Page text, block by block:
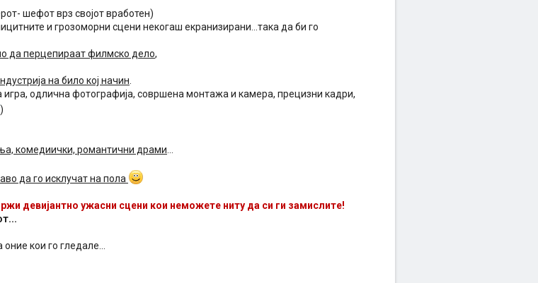
шефот врз својот вработен)
и грозоморни сцени некогаш екранизирани...така да би го
да перцепираат филмско дело,
на било кој начин
одлична фотографија, совршена монтажа и камера, прецизни кадри,
)
комедиички, романтични драми
да го исклучат на пола
девијантно ужасни сцени кои неможете ниту да си ги замислите!
кои го гледале...